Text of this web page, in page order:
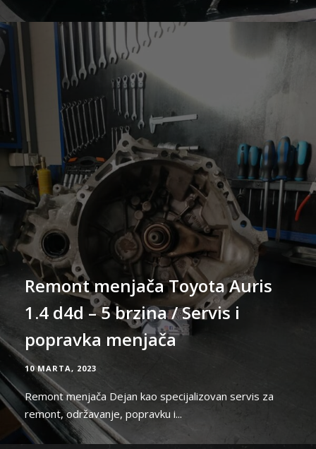
Remont menjača Toyota Auris
1.4 d4d – 5 brzina / Servis i
popravka menjača
10 MARTA, 2023
Remont menjača Dejan kao specijalizovan servis za
remont, održavanje, popravku i...